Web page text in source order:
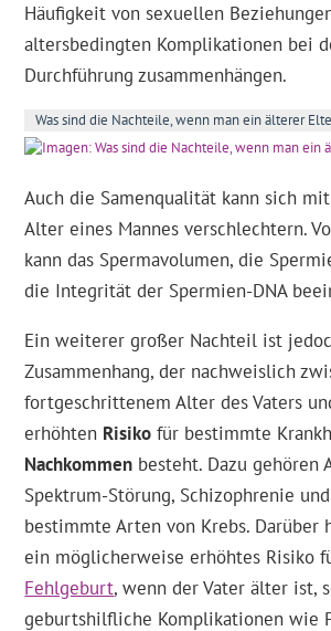
Häufigkeit von sexuellen
altersbedingten Komplikationen bei
Durchführung zusammenhängen.
Was sind die Nachteile, wenn man ein älterer
Auch die Samenqualität kann sich
Alter eines Mannes verschlechtern.
kann das Spermavolumen, die
die Integrität der Spermien-DNA
Ein weiterer großer Nachteil ist
Zusammenhang, der nachweislich
fortgeschrittenem Alter des Vaters
erhöhten Risiko für bestimmte
Nachkommen besteht. Dazu gehören
Spektrum-Störung, Schizophrenie
bestimmte Arten von Krebs. Darüber
ein möglicherweise erhöhtes Risiko
Fehlgeburt, wenn der Vater älter ist,
geburtshilfliche Komplikationen wie